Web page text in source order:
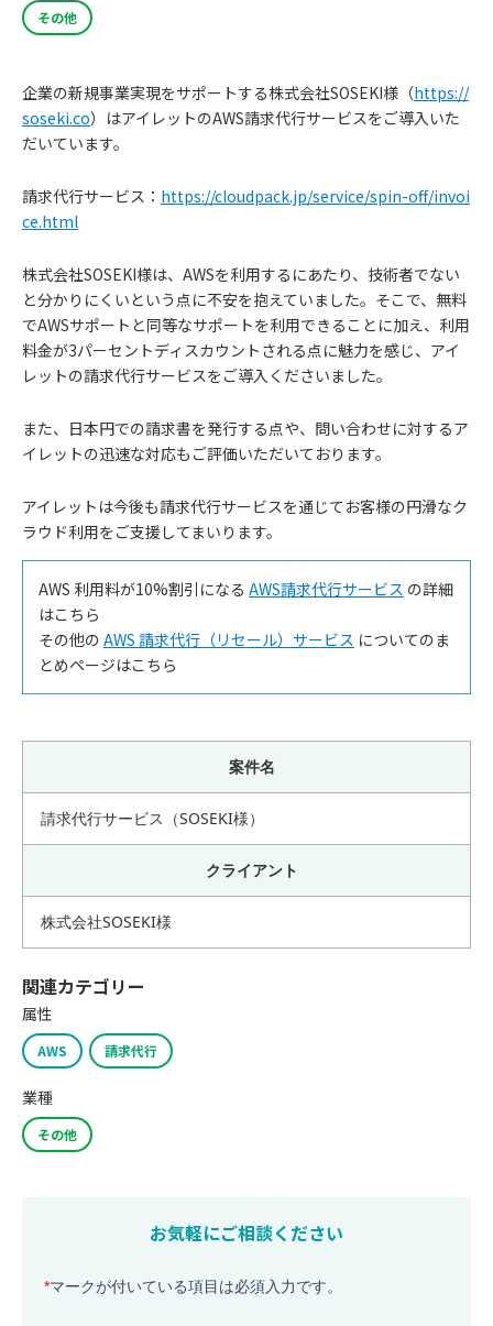
その他
企業の新規事業実現をサポートする株式会社SOSEKI様（https://
soseki.co）はアイレットのAWS請求代行サービスをご導入いた
だいています。
請求代行サービス： https://cloudpack.jp/service/spin-off/invoi
ce.html
株式会社SOSEKI様は、AWSを利用するにあたり、技術者でない
と分かりにくいという点に不安を抱えていました。そこで、無料
でAWSサポートと同等なサポートを利用できることに加え、利用
料金が3パーセントディスカウントされる点に魅力を感じ、アイ
レットの請求代行サービスをご導入くださいました。
また、日本円での請求書を発行する点や、問い合わせに対するア
イレットの迅速な対応もご評価いただいております。
アイレットは今後も請求代行サービスを通じてお客様の円滑なク
ラウド利用をご支援してまいります。
AWS 利用料が10%割引になる AWS請求代行サービス の詳細
はこちら
その他の AWS 請求代行（リセール）サービス についてのま
とめページはこちら
案件名
請求代行サービス（SOSEKI様）
クライアント
株式会社SOSEKI様
関連カテゴリー
属性
AWS 請求代行
業種
その他
お気軽にご相談ください